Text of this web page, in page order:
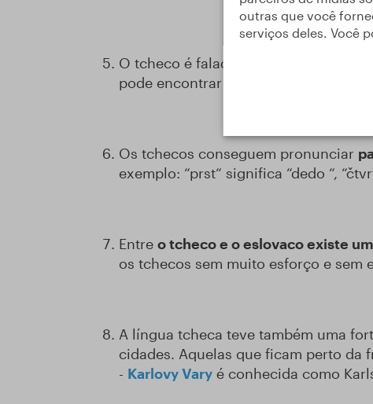
O tcheco é falado quase
pode encontrar na
Romênia, na
Os tchecos conseguem pronunciar
exemplo: “prst“ significa “dedo “,
Entre o tcheco e o eslovaco existe
os tchecos sem muito esforço e sem
A língua tcheca teve também uma
cidades. Aquelas que ficam perto da
- Karlovy Vary é conhecida como
outras que você
serviços deles. Você